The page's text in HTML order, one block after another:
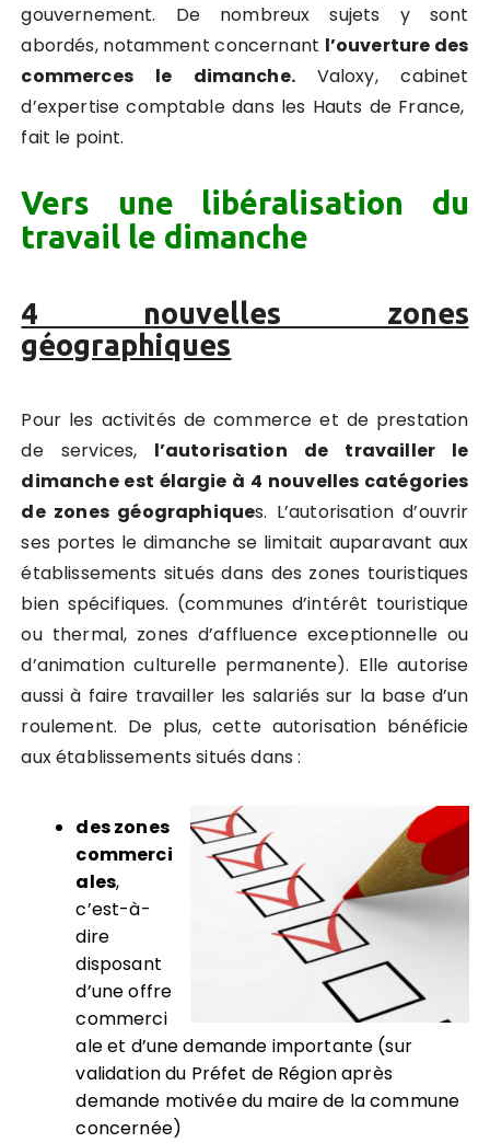
gouvernement. De nombreux sujets y sont
abordés, notamment concernant l’ouverture des
commerces le dimanche.
Valoxy, cabinet
d’expertise comptable dans les Hauts de France,
fait le point.
Vers une libéralisation du
travail le dimanche
4 nouvelles zones
géographiques
Pour les activités de commerce et de prestation
de services, l’autorisation de travailler le
dimanche est élargie à 4 nouvelles catégories
de zones géographiques. L’autorisation d’ouvrir
ses portes le dimanche se limitait auparavant aux
établissements situés dans des zones touristiques
bien spécifiques. (communes d’intérêt touristique
ou thermal, zones d’affluence exceptionnelle ou
d’animation culturelle permanente). Elle autorise
aussi à faire travailler les salariés sur la base d’un
roulement. De plus, cette autorisation bénéficie
aux établissements situés dans :
des zones
commerci
ales,
c’est-à-
dire
disposant
d’une offre
commerci
ale et d’une demande importante (sur
validation du Préfet de Région après
demande motivée du maire de la commune
concernée)